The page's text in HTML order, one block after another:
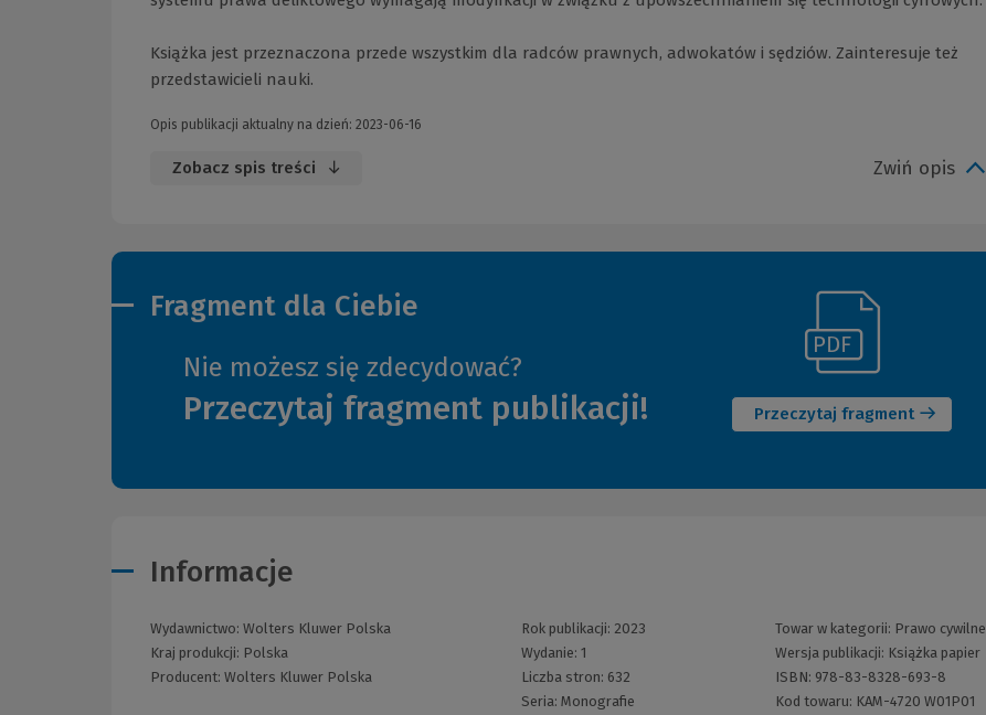
Książka jest przeznaczona przede wszystkim dla radców prawnych, adwokatów i sędziów. Zainteresuje też
przedstawicieli nauki.
Opis publikacji aktualny na dzień: 2023-06-16
Zobacz spis treści Zwiń opis
Fragment dla Ciebie
Nie możesz się zdecydować?
Przeczytaj fragment publikacji! Przeczytaj fragment
(Nowe
okno)
(Link
do
innej
strony)
Informacje
Wydawnictwo: Wolters Kluwer Polska
Kraj produkcji: Polska
Producent: Wolters Kluwer Polska
Rok publikacji: 2023
Wydanie: 1
Liczba stron: 632
Seria: Monografie
Towar w kategorii: Prawo cywilne
Wersja publikacji: Książka papier
ISBN: 978-83-8328-693-8
Kod towaru: KAM-4720 W01P01